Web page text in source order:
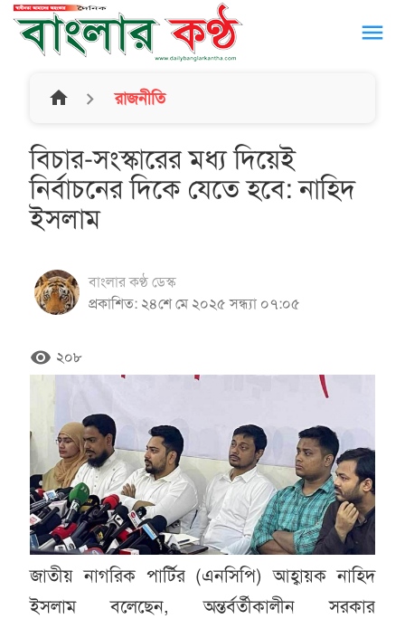
menu
home রাজনীতি
বিচার-সংস্কারের মধ্য দিয়েই
নির্বাচনের দিকে যেতে হবে: নাহিদ
ইসলাম
বাংলার কণ্ঠ ডেস্ক
প্রকাশিত: ২৪শে মে ২০২৫ সন্ধ্যা ০৭:০৫
remove_red_eye ২০৮
জাতীয় নাগরিক পার্টির (এনসিপি) আহ্বায়ক নাহিদ
ইসলাম বলেছেন, অন্তর্বর্তীকালীন সরকার